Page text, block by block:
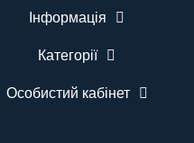
Інформація
Категорії
Особистий кабінет